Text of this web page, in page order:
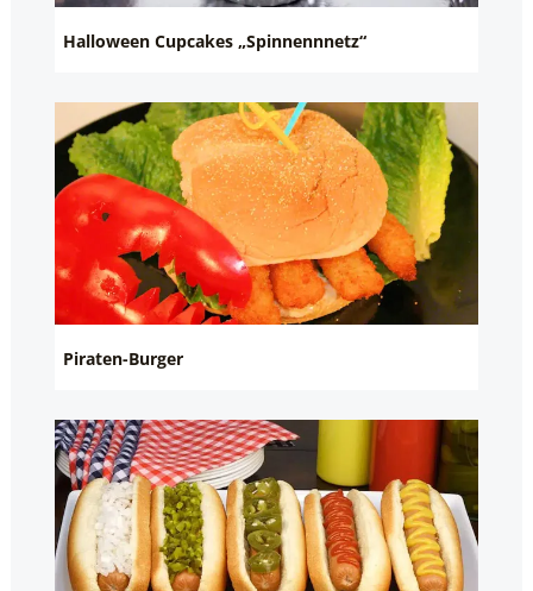
Halloween Cupcakes „Spinnennnetz“
Piraten-Burger